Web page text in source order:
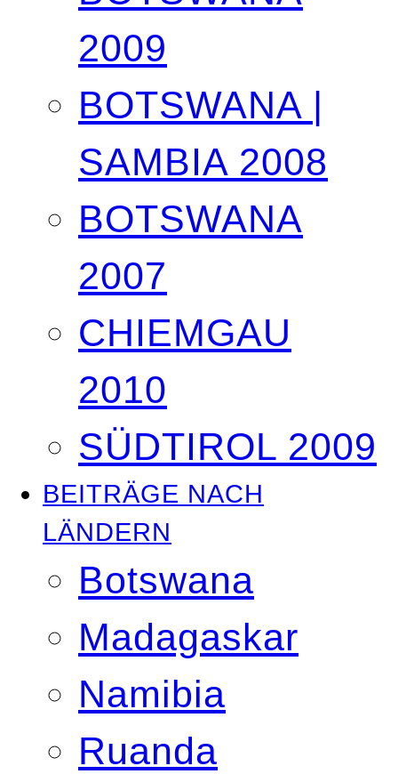
2009
BOTSWANA |
SAMBIA 2008
BOTSWANA
2007
CHIEMGAU
2010
SÜDTIROL 2009
BEITRÄGE NACH
LÄNDERN
Botswana
Madagaskar
Namibia
Ruanda